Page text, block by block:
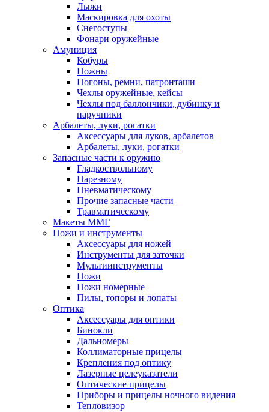
Лыжи
Маскировка для охоты
Снегоступы
Фонари оружейные
Амуниция
Кобуры
Ножны
Погоны, ремни, патронташи
Чехлы оружейные, кейсы
Чехлы под баллончики, дубинку и
наручники
Арбалеты, луки, рогатки
Аксессуары для луков, арбалетов
Арбалеты, луки, рогатки
Запасные части к оружию
Гладкоствольному
Нарезному
Пневматическому
Прочие запасные части
Травматическому
Макеты ММГ
Ножи и инструменты
Аксессуары для ножей
Инструменты для заточки
Мультиинструменты
Ножи
Ножи номерные
Пилы, топоры и лопаты
Оптика
Аксессуары для оптики
Бинокли
Дальномеры
Коллиматорные прицелы
Крепления под оптику
Лазерные целеуказатели
Оптические прицелы
Приборы и прицелы ночного видения
Тепловизор